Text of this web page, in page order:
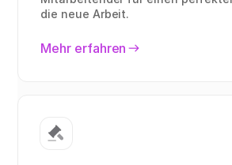
die neue Arbeit.
Mehr erfahren